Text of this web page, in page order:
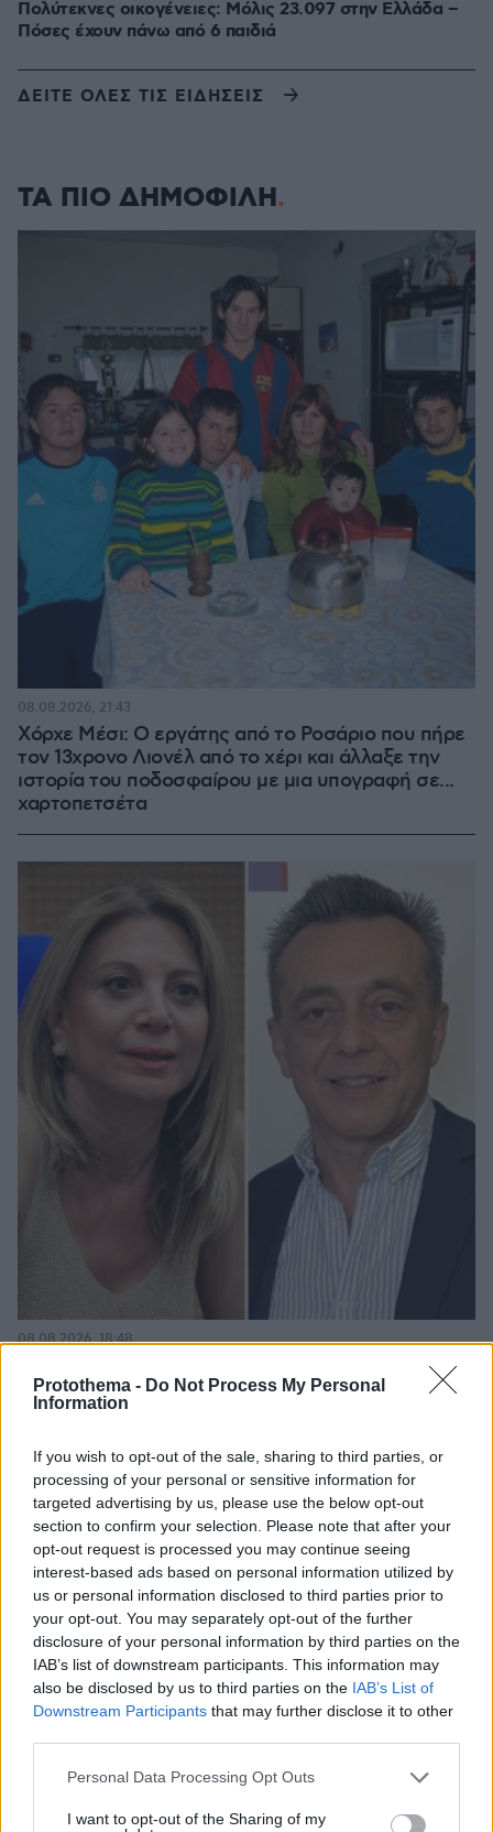
Protothema - Do Not Process My Personal
Information
If you wish to opt-out of the sale, sharing to third parties, or
processing of your personal or sensitive information for
targeted advertising by us, please use the below opt-out
section to confirm your selection. Please note that after your
opt-out request is processed you may continue seeing
interest-based ads based on personal information utilized by
us or personal information disclosed to third parties prior to
your opt-out. You may separately opt-out of the further
disclosure of your personal information by third parties on the
IAB’s list of downstream participants. This information may
also be disclosed by us to third parties on the IAB’s List of
Downstream Participants that may further disclose it to other
Please note that this website/app uses one or more Google
not limited to your visit or usage behaviour. You may click to
Personal Data Processing Opt Outs
I want to opt-out of the Sharing of my
Πολύτεκνες οικογένειες: Μόλις 23.097 στην Ελλάδα –
Πόσες έχουν πάνω από 6 παιδιά
ΔΕΙΤΕ ΟΛΕΣ ΤΙΣ ΕΙΔΗΣΕΙΣ
ΤΑ ΠΙΟ ΔΗΜΟΦΙΛΗ
Χόρχε Μέσι: Ο εργάτης από το Ροσάριο που πήρε
τον 13χρονο Λιονέλ από το χέρι και άλλαξε την
ιστορία του ποδοσφαίρου με μια υπογραφή σε...
χαρτοπετσέτα
08.08.2026, 21:43
επιχειρηματίας Νίκος Μπρουτζάκης: Καταγγέλλει
κλειστή κάστα, «λένε προδότες και πληρωμένους
08.08.2026, 18:48